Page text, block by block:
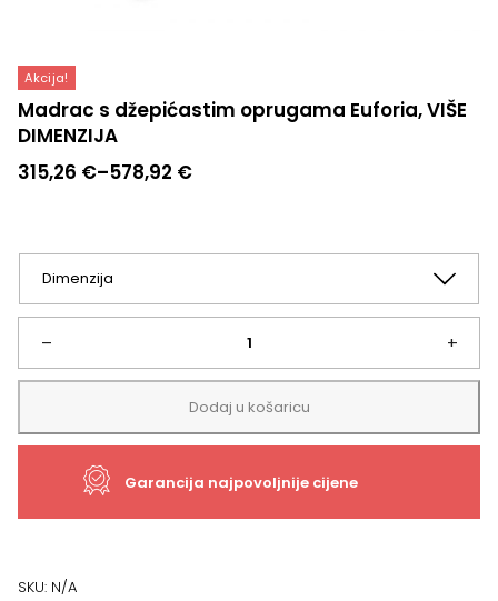
Akcija!
Madrac s džepićastim oprugama Euforia, VIŠE
DIMENZIJA
315,26 €–578,92 €
Raspon
315,26 €
578,92 €
–
Madrac
s
džepićastim
oprugama
VIŠE
+
Dodaj u košaricu
Garancija najpovoljnije cijene
SKU: N/A